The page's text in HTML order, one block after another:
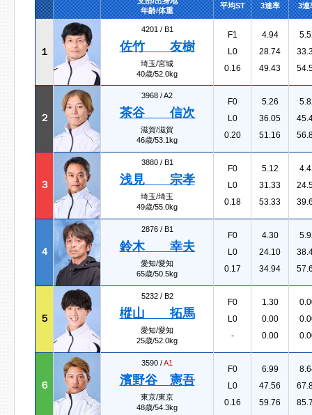
年齢/体重
平均ST
3連率
3連
１
4201 / B1
佐竹 友樹
埼玉/宮城
40歳/52.0kg
F1
L0
0.16
4.94
28.74
49.43
２
3968 /A2
茶谷 信次
滋賀/滋賀
46歳/53.1kg
F0
L0
0.20
5.26
36.05
51.16
３
3880 / B1
浅見 宗孝
埼玉/埼玉
49歳/55.0kg
F0
L0
0.18
5.12
31.33
53.33
４
2876 / B1
鈴木 幸夫
愛知/愛知
65歳/50.5kg
F0
L0
0.17
4.30
24.10
34.94
５
5232 / B2
樅山 拓馬
愛知/愛知
25歳/52.0kg
F0
L0
-
1.30
0.00
0.00
６
3590 /A1
濱野谷 憲吾
東京/東京
48歳/54.3kg
F0
L0
0.16
6.99
47.56
59.76